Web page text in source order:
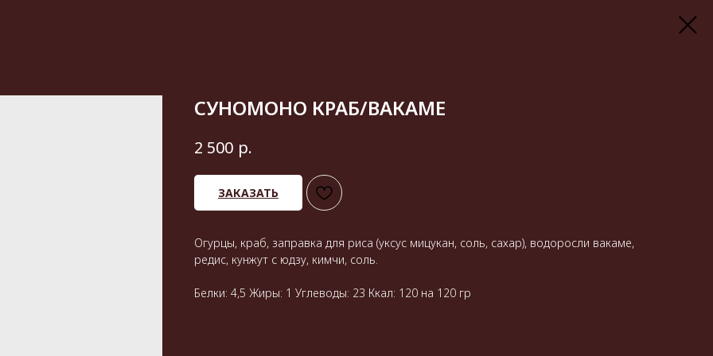
СУНОМОНО КРАБ/ВАКАМЕ
2 500 р.
ЗАКАЗАТЬ
Огурцы, краб, заправка для риса (уксус мицукан, соль, сахар), водоросли вакаме,
редис, кунжут с юдзу, кимчи, соль.
Белки: 4,5 Жиры: 1 Углеводы: 23 Ккал: 120 на 120 гр